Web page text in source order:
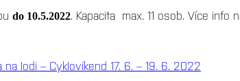
do 10.5.2022 . Kapacita max. 11 osob. Více info
na lodi – Cyklovíkend 17. 6. – 19. 6. 2022